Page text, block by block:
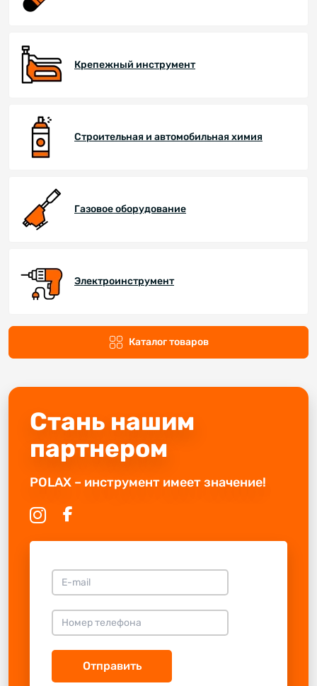
Крепежный инструмент
Строительная и автомобильная химия
Газовое оборудование
Электроинструмент
Каталог товаров
Стань нашим
партнером
POLAX – инструмент имеет значение!
Отправить